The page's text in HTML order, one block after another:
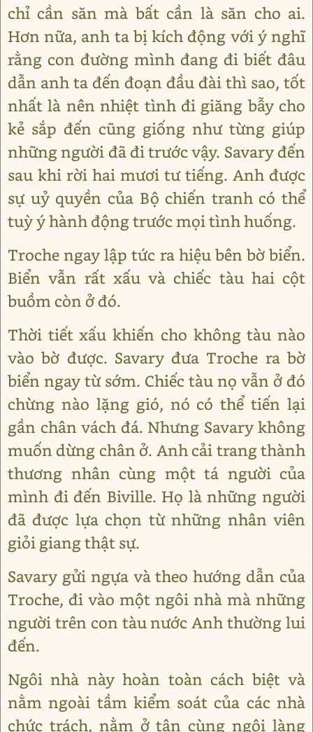
chỉ cần săn mà bất cần là săn cho ai.
Hơn nữa, anh ta bị kích động với ý nghĩ
rằng con đường mình đang đi biết đâu
dẫn anh ta đến đoạn đầu đài thì sao, tốt
nhất là nên nhiệt tình đi giăng bẫy cho
kẻ sắp đến cũng giống như từng giúp
những người đã đi trước vậy. Savary đến
sau khi rời hai mươi tư tiếng. Anh được
sự uỷ quyền của Bộ chiến tranh có thể
tuỳ ý hành động trước mọi tình huống.
Troche ngay lập tức ra hiệu bên bờ biển.
Biển vẫn rất xấu và chiếc tàu hai cột
buồm còn ở đó.
Thời tiết xấu khiến cho không tàu nào
vào bờ được. Savary đưa Troche ra bờ
biển ngay từ sớm. Chiếc tàu nọ vẫn ở đó
chừng nào lặng gió, nó có thể tiến lại
gần chân vách đá. Nhưng Savary không
muốn dừng chân ở. Anh cải trang thành
thương nhân cùng một tá người của
mình đi đến Biville. Họ là những người
đã được lựa chọn từ những nhân viên
giỏi giang thật sự.
Savary gửi ngựa và theo hướng dẫn của
Troche, đi vào một ngôi nhà mà những
người trên con tàu nước Anh thường lui
đến.
Ngôi nhà này hoàn toàn cách biệt và
nằm ngoài tầm kiểm soát của các nhà
chức trách, nằm ở tận cùng ngôi làng